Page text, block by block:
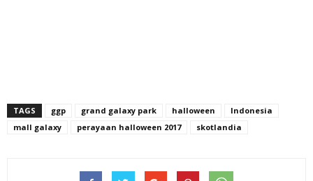
TAGS ggp grand galaxy park halloween
Indonesia
mall galaxy
perayaan halloween 2017 skotlandia